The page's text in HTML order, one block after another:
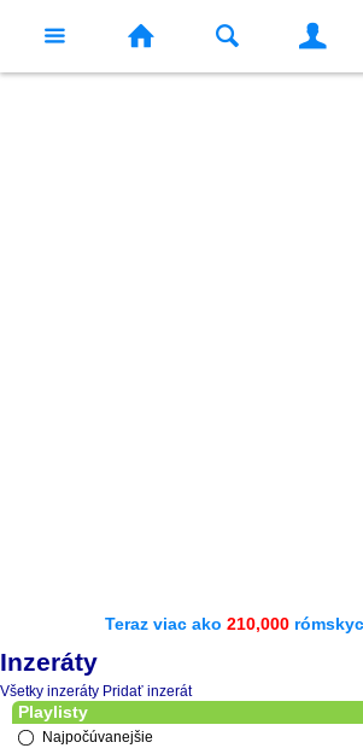
Teraz viac ako 210,000
Inzeráty
Všetky inzeráty Pridať inzerát
Playlisty
Najpočúvanejšie